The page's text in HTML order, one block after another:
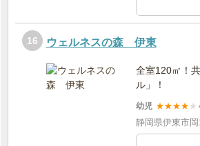
16 ウェルネスの森 伊東
全室120㎡！
ル」！
幼児 ★★★★ ★
静岡県伊東市岡